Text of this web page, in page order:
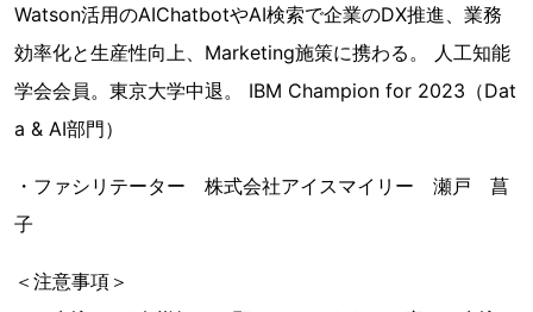
Watson活用のAIChatbotやAI検索で企業のDX推進、業務
効率化と生産性向上、Marketing施策に携わる。 人工知能
学会会員。東京大学中退。 IBM Champion for 2023（Dat
a & AI部門）
・ファシリテーター 株式会社アイスマイリー 瀬戸 菖
子
＜注意事項＞